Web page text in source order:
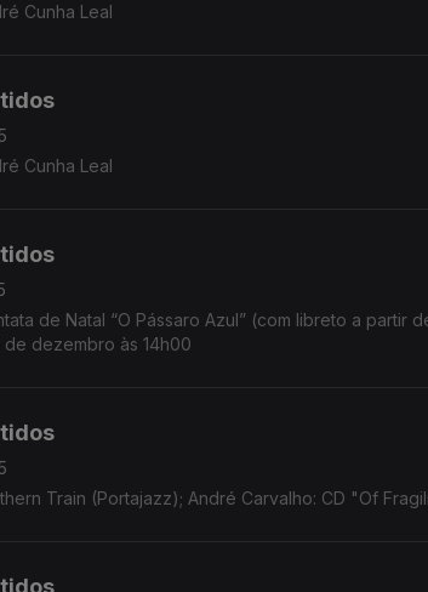
Cunha Leal
Cunha Leal
de Natal “O Pássaro Azul” (com libreto a partir
de dezembro às 14h00
Train (Portajazz); André Carvalho: CD "Of